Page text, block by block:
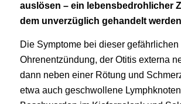
auslösen – ein lebensbedrohlicher
dem unverzüglich gehandelt
Die Symptome bei dieser gefährlichen
Ohrenentzündung, der Otitis externa
dann neben einer Rötung und
etwa auch geschwollene